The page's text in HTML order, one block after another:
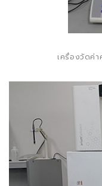
เครื่องวัดค่